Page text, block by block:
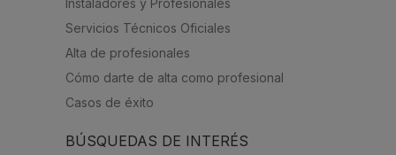
Instaladores y Profesionales
Servicios Técnicos Oficiales
Alta de profesionales
Cómo darte de alta como profesional
Casos de éxito
BÚSQUEDAS DE INTERÉS